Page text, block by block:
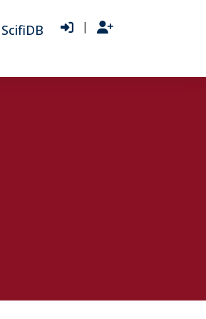
ScifiDB |